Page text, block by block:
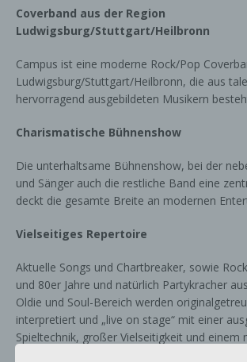
Coverband aus der Region
Ludwigsburg/Stuttgart/Heilbronn
Campus ist eine moderne Rock/Pop
Ludwigsburg/Stuttgart/Heilbronn, die aus
hervorragend ausgebildeten Musikern
Charismatische Bühnenshow
Die unterhaltsame Bühnenshow, bei der
und Sänger auch die restliche Band eine
deckt die gesamte Breite an modernen
Vielseitiges Repertoire
Aktuelle Songs und Chartbreaker, sowie
und 80er Jahre und natürlich Partykracher
Oldie und Soul-Bereich werden
interpretiert und „live on stage“ mit einer
Spieltechnik, großer Vielseitigkeit und einem